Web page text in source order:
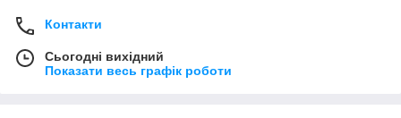
Контакти
Сьогодні вихідний
Показати весь графік роботи